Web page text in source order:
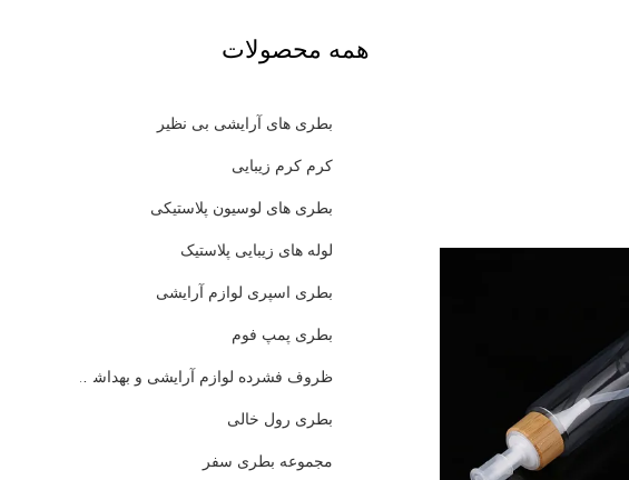
همه محصولات
بطری های آرایشی بی نظیر
کرم کرم زیبایی
بطری های لوسیون پلاستیکی
لوله های زیبایی پلاستیک
بطری اسپری لوازم آرایشی
بطری پمپ فوم
ظروف فشرده لوازم آرایشی و بهداشتی
بطری رول خالی
مجموعه بطری سفر